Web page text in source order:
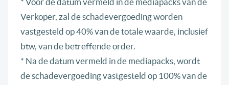
* Vóór de datum vermeld in de mediapacks van de
Verkoper, zal de schadevergoeding worden
vastgesteld op 40% van de totale waarde, inclusief
btw, van de betreffende order.
* Na de datum vermeld in de mediapacks, wordt
de schadevergoeding vastgesteld op 100% van de